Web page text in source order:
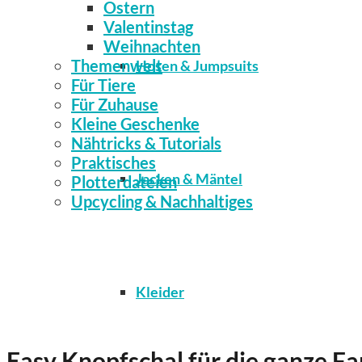
Hosen & Jumpsuits
Jacken & Mäntel
Kleider
Ostern
Valentinstag
Weihnachten
Themenwelt
Für Tiere
Für Zuhause
Kleine Geschenke
Nähtricks & Tutorials
Praktisches
Plotterdateien
Upcycling & Nachhaltiges